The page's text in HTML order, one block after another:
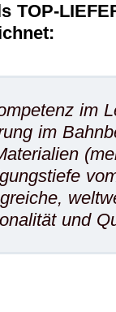
TOP-
im
im
und